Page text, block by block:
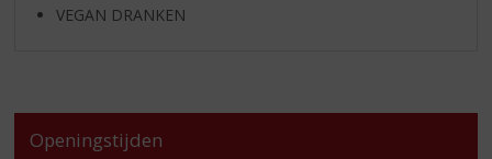
VEGAN DRANKEN
Openingstijden